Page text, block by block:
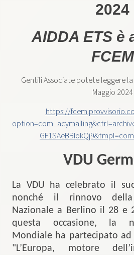
2024
AIDDA ETS è
FCEM
Gentili Associate potete leggere la
Maggio 2024
https://
VDU
La VDU ha celebrato il
nonché il rinnovo
Nazionale a Berlino il 28 e
questa occasione, la
Mondiale ha partecipato
"L’Europa, motore